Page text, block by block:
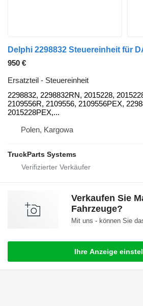
950 €
Ersatzteil - Steuereinheit
2298832, 2298832RN, 2015228,
2109556R, 2109556, 2109556PEX,
2015228PEX,...
Polen, Kargowa
TruckParts Systems
Verkaufen Sie
Fahrzeuge?
Mit uns - können Sie
Ihre Anzeige